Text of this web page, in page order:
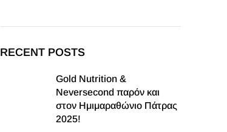
RECENT POSTS
Gold Nutrition &
Neversecond παρόν και
στον Ημιμαραθώνιο Πάτρας
2025!